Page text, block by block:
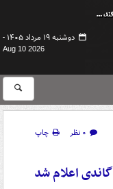
دوشنبه ۱۹ مرداد ۱۴۰۵ -
Aug 10 2026
۰ نظر
چاپ
اعلام شد